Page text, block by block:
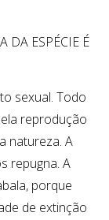
DA ESPÉCIE É
sexual. Todo
reprodução
natureza. A
repugna. A
porque
de extinção